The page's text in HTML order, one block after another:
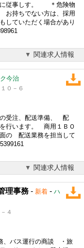
に従事しす。 ＊危険物
持ちでない方は、採用
していただく場合があり
関連求人情報
今治
０－６
の受注、配送準備、 配
行います。 商用１ＢＯ
の 配送業務を担当して
関連求人情報
理事務 - 新着 - ハ
４
、バス運行の商談 ・旅